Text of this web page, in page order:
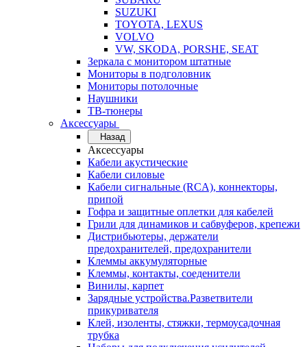
SUZUKI
TOYOTA, LEXUS
VOLVO
VW, SKODA, PORSHE, SEAT
Зеркала с монитором штатные
Мониторы в подголовник
Мониторы потолочные
Наушники
ТВ-тюнеры
Аксессуары
Назад
Аксессуары
Кабели акустические
Кабели силовые
Кабели сигнальные (RCA), коннекторы,
припой
Гофра и защитные оплетки для кабелей
Грили для динамиков и сабвуферов, крепежи
Дистрибьютеры, держатели
предохранителей, предохранители
Клеммы аккумуляторные
Клеммы, контакты, соеденители
Винилы, карпет
Зарядные устройства.Разветвители
прикуривателя
Клей, изоленты, стяжки, термоусадочная
трубка